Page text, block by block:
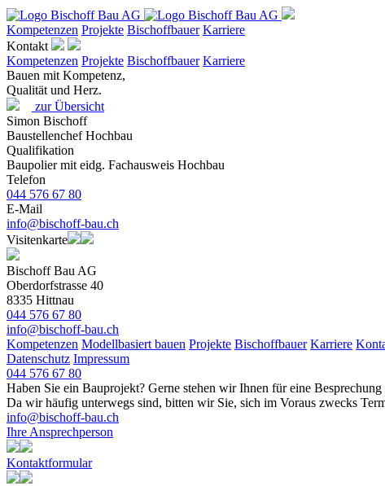
Kompetenzen Projekte Bischoffbauer Karriere
Kontakt
Kompetenzen Projekte Bischoffbauer Karriere
Bauen mit Kompetenz,
Qualität und Herz.
zur Übersicht
Simon Bischoff
Baustellenchef Hochbau
Qualifikation
Baupolier mit eidg. Fachausweis Hochbau
Telefon
044 576 67 80
E-Mail
info@bischoff-bau.ch
Visitenkarte
Bischoff Bau AG
Oberdorfstrasse 40
8335 Hittnau
044 576 67 80
info@bischoff-bau.ch
Kompetenzen Modellbasiert bauen Projekte Bischoffbauer Karriere
Datenschutz Impressum
044 576 67 80
Haben Sie ein Bauprojekt? Gerne stehen wir Ihnen für eine
Da wir häufig unterwegs sind, bitten wir Sie, sich im Voraus zwecks
info@bischoff-bau.ch
Ihre Ansprechperson
Kontaktformular